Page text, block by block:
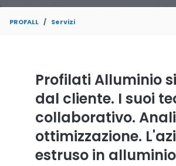
PROFALL Servizi
Profilati Alluminio
dal cliente. I suoi
collaborativo.
ottimizzazione.
estruso in